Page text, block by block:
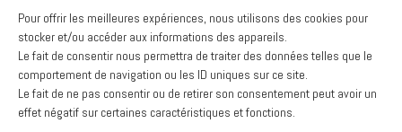
Pour offrir les meilleures expériences, nous utilisons des cookies pour
stocker et/ou accéder aux informations des appareils.
Le fait de consentir nous permettra de traiter des données telles que le
comportement de navigation ou les ID uniques sur ce site.
Le fait de ne pas consentir ou de retirer son consentement peut avoir un
effet négatif sur certaines caractéristiques et fonctions.
mairie
View Location
Google
Voir le calendrier complet